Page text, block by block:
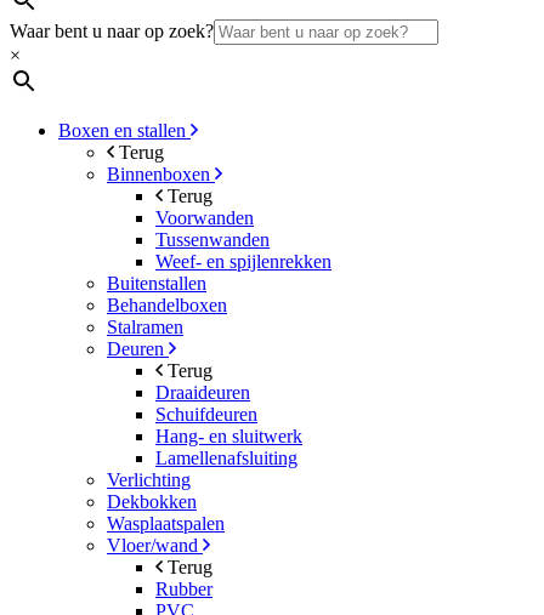
Waar bent u naar op zoek?
×
Boxen en stallen
Terug
Binnenboxen
Terug
Voorwanden
Tussenwanden
Weef- en spijlenrekken
Buitenstallen
Behandelboxen
Stalramen
Deuren
Terug
Draaideuren
Schuifdeuren
Hang- en sluitwerk
Lamellenafsluiting
Verlichting
Dekbokken
Wasplaatspalen
Vloer/wand
Terug
Rubber
PVC